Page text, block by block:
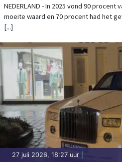
NEDERLAND - In 2025 vond 90
moeite waard en 70 procent had het
[...]
27 juli 2026, 18:27 uur